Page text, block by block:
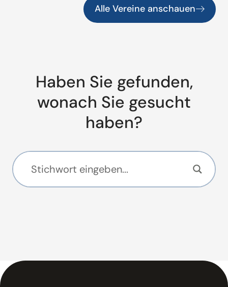
Alle Vereine anschauen
Haben Sie gefunden,
wonach Sie gesucht
haben?